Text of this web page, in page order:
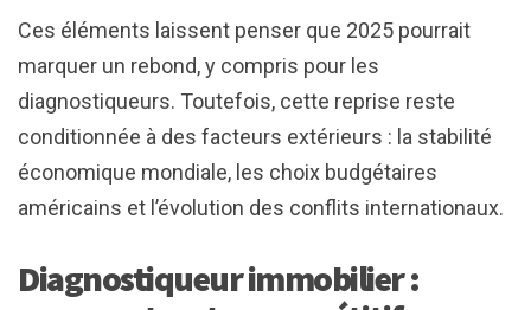
Ces éléments laissent penser que 2025 pourrait
marquer un rebond, y compris pour les
diagnostiqueurs. Toutefois, cette reprise reste
conditionnée à des facteurs extérieurs : la stabilité
économique mondiale, les choix budgétaires
américains et l’évolution des conflits internationaux.
Diagnostiqueur immobilier :